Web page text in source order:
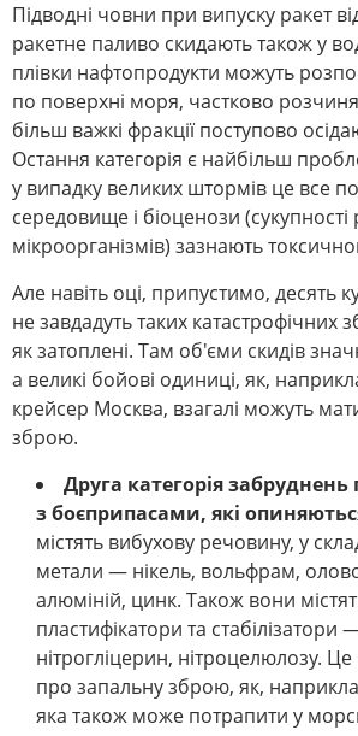
Підводні човни при випуску ракет
ракетне паливо скидають також у
плівки нафтопродукти можуть
по поверхні моря, частково
більш важкі фракції поступово
Остання категорія є найбільш
у випадку великих штормів це все
середовище і біоценози
мікроорганізмів) зазнають
Але навіть оці, припустимо, десять
не завдадуть таких катастрофічних
як затоплені. Там об'єми скидів
а великі бойові одиниці, як,
крейсер Москва, взагалі можуть
зброю.
Друга категорія забруднень
з боєприпасами, які
містять вибухову речовину, у
метали — нікель, вольфрам,
алюміній, цинк. Також вони
пластифікатори та стабілізатори
нітрогліцерин, нітроцелюлозу.
про запальну зброю, як,
яка також може потрапити у